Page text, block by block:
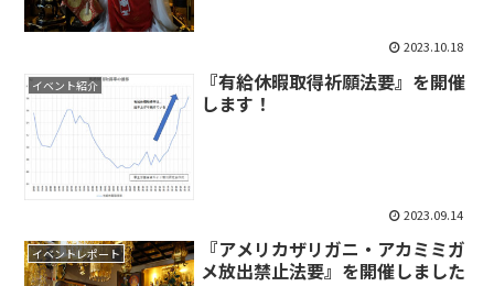
2023.10.18
イベント紹介
『有給休暇取得祈願法要』を開催
します！
2023.09.14
イベントレポート
『アメリカザリガニ・アカミミガ
メ放出禁止法要』を開催しました